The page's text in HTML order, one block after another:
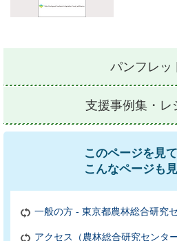
パンフレッ
支援事例集・レ
このページを見
こんなページも
一般の方 - 東京都農林総合研究
アクセス（農林総合研究センター